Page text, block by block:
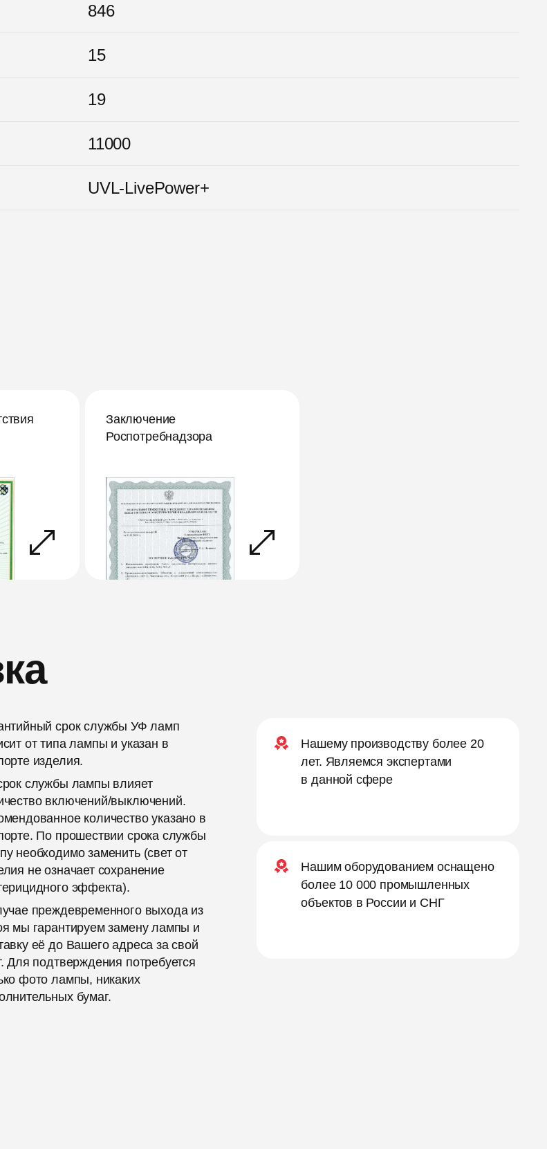
846
15
19
11000
UVL-LivePower+
Заключение
Роспотребнадзора
срок службы УФ ламп
от типа лампы и указан в
изделия.
службы лампы влияет
включений/выключений.
количество указано в
По прошествии срока службы
необходимо заменить (свет от
не означает сохранение
эффекта).
преждевременного выхода из
мы гарантируем замену лампы и
её до Вашего адреса за свой
Для подтверждения потребуется
фото лампы, никаких
бумаг.
Нашему производству более 20
лет. Являемся экспертами
в данной сфере
Нашим оборудованием оснащено
более 10 000 промышленных
объектов в России и СНГ